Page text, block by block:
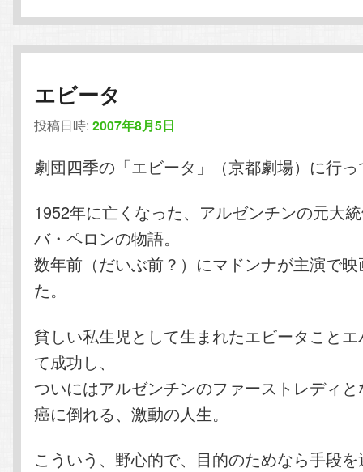
エビータ
投稿日時:2007年8月5日
劇団四季の「エビータ」（京都劇場）に行
1952年に亡くなった、アルゼンチンの元大
バ・ペロンの物語。
数年前（だいぶ前？）にマドンナが主演で
た。
貧しい私生児として生まれたエビータこと
て成功し、
ついにはアルゼンチンのファーストレディ
癌に倒れる、激動の人生。
こういう、野心的で、目的のためなら手段